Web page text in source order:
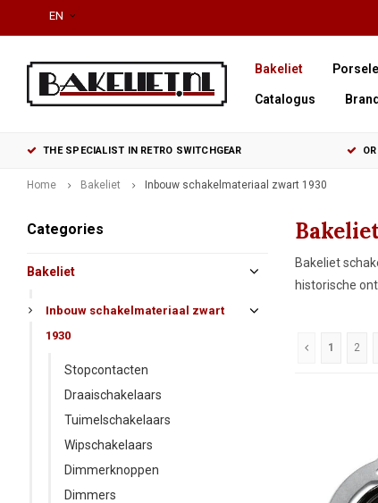
EN
Bakeliet
Catalogus
THE SPECIALIST IN RETRO SWITCHGEAR
Home Bakeliet Inbouw schakelmateriaal zwart 1930
Categories
Bakeliet
Inbouw schakelmateriaal zwart
1930
Stopcontacten
Draaischakelaars
Tuimelschakelaars
Wipschakelaars
Dimmerknoppen
Dimmers
Bakeliet
historische
1 2